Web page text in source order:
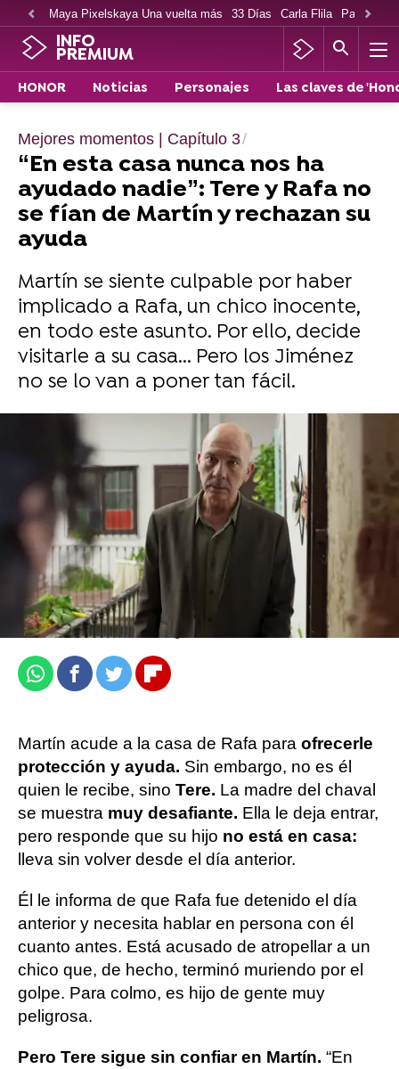
Maya Pixelskaya Una vuelta más 33 Días Carla Flila Paco
INFO
PREMIUM
HONOR Noticias Personajes Las claves de
Mejores momentos | Capítulo 3
“En esta casa nunca nos ha
ayudado nadie”: Tere y Rafa no
se fían de Martín y rechazan su
ayuda
Martín se siente culpable por haber
implicado a Rafa, un chico inocente,
en todo este asunto. Por ello, decide
visitarle a su casa... Pero los Jiménez
no se lo van a poner tan fácil.
Disfruta ya del tercer capítulo de 'Honor'.
Laura Mayo
Publicado: 13 de agosto de 2023, 16:03
WhatsappFacebook
TwitterFlipboard
Martín acude a la casa de Rafa para ofrecerle
protección y ayuda. Sin embargo, no es él
quien le recibe, sino Tere. La madre del chaval
se muestra muy desafiante. Ella le deja entrar,
pero responde que su hijo no está en casa:
lleva sin volver desde el día anterior.
Él le informa de que Rafa fue detenido el día
anterior y necesita hablar en persona con él
cuanto antes. Está acusado de atropellar a un
chico que, de hecho, terminó muriendo por el
golpe. Para colmo, es hijo de gente muy
peligrosa.
Pero Tere sigue sin confiar en Martín. “En